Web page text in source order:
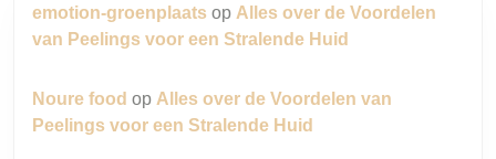
emotion-groenplaats op Alles over de Voordelen
van Peelings voor een Stralende Huid
Noure food op Alles over de Voordelen van
Peelings voor een Stralende Huid